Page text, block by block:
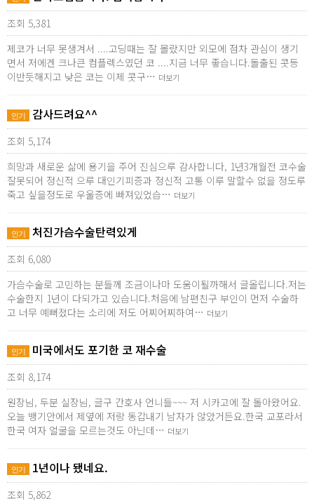
조회 5,381
제코가 너무 못생겨서 ....고딩때는 잘 몰랐지만 외모에 점차 관심이 생기
면서 저에겐 크나큰 컴플렉스였던 코 ....지금 너무 좋습니다.돌출된 콧등
이반듯해지고 낮은 코는 이제 콧구… 더보기
인기 감사드려요^^
조회 5,174
희망과 새로운 삶에 용기을 주어 진심으루 감사합니다, 1년3개월전 코수술
잘못되어 정신적 으루 대인기피증과 정신적 고통 이루 말할수 없을 정도루
죽고 싶을정도로 우울증에 빠져있었습… 더보기
인기 처진가슴수술탄력있게
조회 6,080
가슴수술로 고민하는 분들께 조금이나마 도움이될까해서 글올립니다.저는
수술한지 1년이 다되가고 있습니다.처음에 남편친구 부인이 먼저 수술하
고 너무 예뻐졌다는 소리에 저도 어찌어찌하여… 더보기
인기 미국에서도 포기한 코 재수술
조회 8,174
원장님, 두분 실장님, 글구 간호사 언니들~~~ 저 시카고에 잘 돌아왔어요.
오늘 뱅기안에서 제옆에 저랑 동갑내기 남자가 않았거든요.한국 교포라서
한국 여자 얼굴을 모르는것도 아닌데… 더보기
인기 1년이나 됐네요.
조회 5,862